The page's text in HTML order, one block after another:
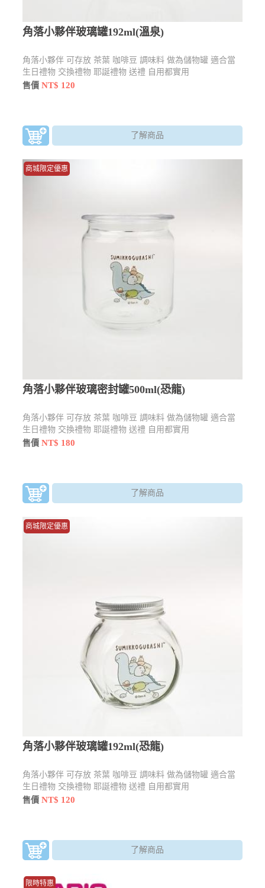
角落小夥伴玻璃罐192ml(溫泉)
角落小夥伴 可存放 茶葉 咖啡豆 調味料 做為儲物罐 適合當
生日禮物 交換禮物 耶誕禮物 送禮 自用都實用
售價NT$ 120
了解商品
商城限定優惠
角落小夥伴玻璃密封罐500ml(恐龍)
角落小夥伴 可存放 茶葉 咖啡豆 調味料 做為儲物罐 適合當
生日禮物 交換禮物 耶誕禮物 送禮 自用都實用
售價NT$ 180
了解商品
商城限定優惠
角落小夥伴玻璃罐192ml(恐龍)
角落小夥伴 可存放 茶葉 咖啡豆 調味料 做為儲物罐 適合當
生日禮物 交換禮物 耶誕禮物 送禮 自用都實用
售價NT$ 120
了解商品
限時特惠